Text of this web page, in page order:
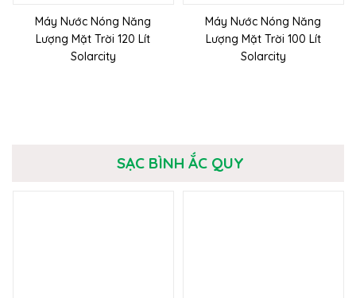
Máy Nước Nóng Năng
Lượng Mặt Trời 120 Lít
Solarcity
Máy Nước Nóng Năng
Lượng Mặt Trời 100 Lít
Solarcity
SẠC BÌNH ẮC QUY